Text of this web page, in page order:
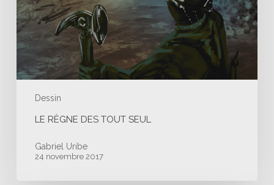
Dessin
LE RÈGNE DES TOUT SEUL
Gabriel Uribe
24 novembre 2017